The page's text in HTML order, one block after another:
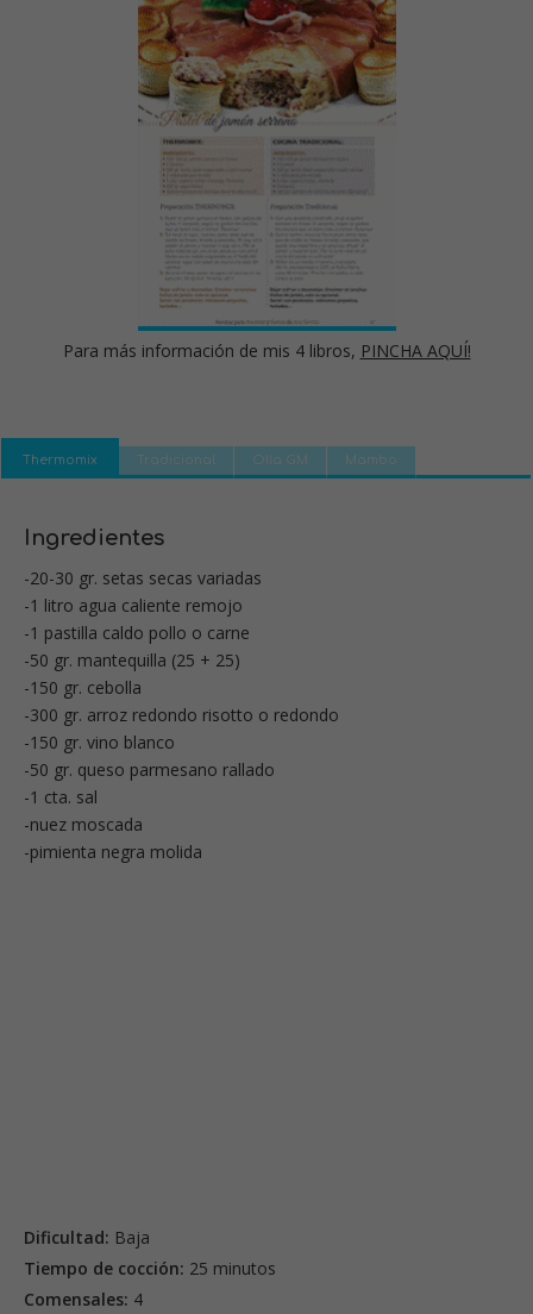
Para más información de mis 4 libros, PINCHA AQUÍ!
Thermomix Tradicional Olla GM Mambo
Ingredientes
-20-30 gr. setas secas variadas
-1 litro agua caliente remojo
-1 pastilla caldo pollo o carne
-50 gr. mantequilla (25 + 25)
-150 gr. cebolla
-300 gr. arroz redondo risotto o redondo
-150 gr. vino blanco
-50 gr. queso parmesano rallado
-1 cta. sal
-nuez moscada
-pimienta negra molida
Dificultad: Baja
Tiempo de cocción: 25 minutos
Comensales: 4